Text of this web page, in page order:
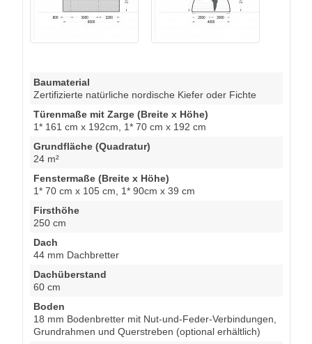
Baumaterial
Zertifizierte natürliche nordische Kiefer oder Fichte
Türenmaße mit Zarge (Breite x Höhe)
1* 161 cm x 192cm, 1* 70 cm x 192 cm
Grundfläche (Quadratur)
24 m²
Fenstermaße (Breite x Höhe)
1* 70 cm x 105 cm, 1* 90cm x 39 cm
Firsthöhe
250 cm
Dach
44 mm Dachbretter
Dachüberstand
60 cm
Boden
18 mm Bodenbretter mit Nut-und-Feder-Verbindungen,
Grundrahmen und Querstreben (optional erhältlich)